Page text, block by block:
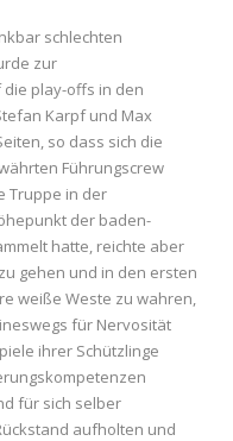
schlechten
zur
play-offs in den
Karpf und Max
so dass sich die
Führungscrew
Truppe in der
der baden-
hatte, reichte aber
gehen und in den ersten
weiße Weste zu wahren,
für Nervosität
ihrer Schützlinge
für sich selber
aufholten und